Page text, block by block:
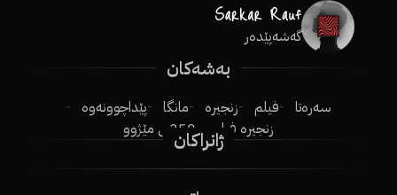
گەشەپێدەر
بەشەکان
سەرەتا فیلم زنجیرە مانگا
پێداچوونەوە
زنجیرە فیلم
250ـی مێژوو
ژانراکان